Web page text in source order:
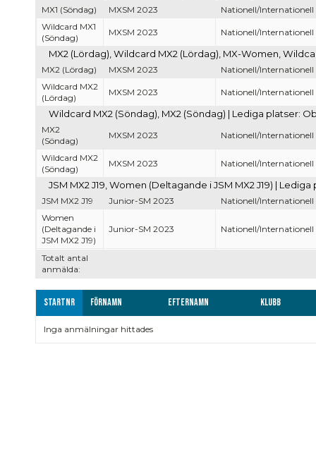
Totalt antal
anmälda:
MX1 (Söndag) MXSM 2023
Nationell/Internationell
Wildcard MX1
(Söndag)
MXSM 2023 Nationell/Internationell
MX2 (Lördag), Wildcard MX2 (Lördag), MX-Women,
MX2 (Lördag) MXSM 2023
Nationell/Internationell
Wildcard MX2
(Lördag)
MXSM 2023 Nationell/Internationell
Wildcard MX2 (Söndag), MX2 (Söndag) | Lediga platser:
MX2
(Söndag)
MXSM 2023 Nationell/Internationell
Wildcard MX2
(Söndag)
MXSM 2023 Nationell/Internationell
JSM MX2 J19, Women (Deltagande i JSM MX2 J19) |
JSM MX2 J19 Junior-SM 2023
Nationell/Internationell
Women
(Deltagande i
JSM MX2 J19)
Junior-SM 2023 Nationell/Internationell
Startnr Förnamn Efternamn Klubb
Inga anmälningar hittades